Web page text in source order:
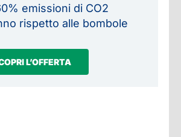
emissioni di CO2
rispetto alle bombole
L’OFFERTA